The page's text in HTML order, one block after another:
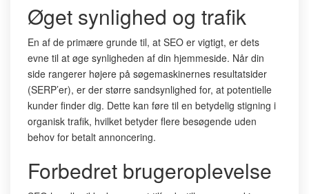
Øget synlighed og trafik
En af de primære grunde til, at SEO er vigtigt, er dets
evne til at øge synligheden af din hjemmeside. Når din
side rangerer højere på søgemaskinernes resultatsider
(SERP’er), er der større sandsynlighed for, at potentielle
kunder finder dig. Dette kan føre til en betydelig stigning i
organisk trafik, hvilket betyder flere besøgende uden
behov for betalt annoncering.
Forbedret brugeroplevelse